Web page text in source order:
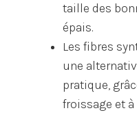
taille des
épais.
Les fibres
une
pratique,
froissage et